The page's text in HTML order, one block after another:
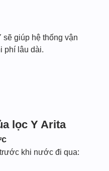
giúp hệ thống vận
phí lâu dài.
lọc Y Arita
khi nước đi qua: